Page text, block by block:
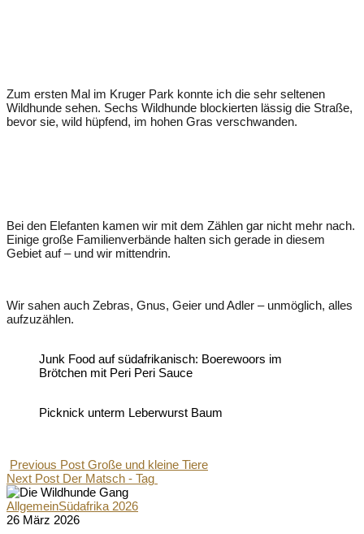
Zum ersten Mal im Kruger Park konnte ich die sehr seltenen
Wildhunde sehen. Sechs Wildhunde blockierten lässig die Straße,
bevor sie, wild hüpfend, im hohen Gras verschwanden.
Bei den Elefanten kamen wir mit dem Zählen gar nicht mehr nach.
Einige große Familienverbände halten sich gerade in diesem
Gebiet auf – und wir mittendrin.
Wir sahen auch Zebras, Gnus, Geier und Adler – unmöglich, alles
aufzuzählen.
Junk Food auf südafrikanisch: Boerewoors im
Brötchen mit Peri Peri Sauce
Picknick unterm Leberwurst Baum
Previous Post Große und kleine Tiere
Next Post Der Matsch - Tag
AllgemeinSüdafrika 2026
26 März 2026